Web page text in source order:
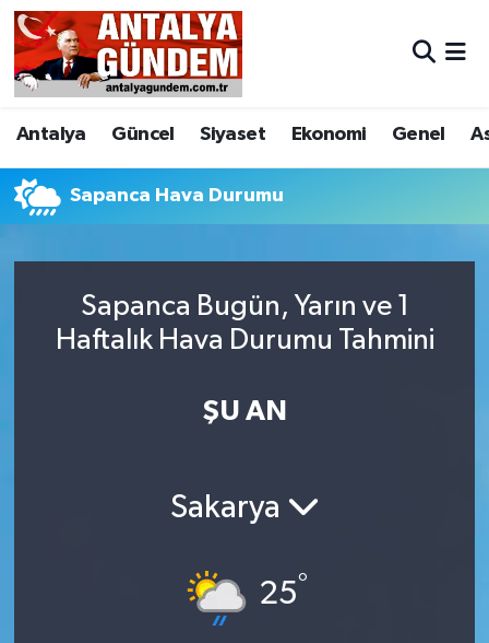
Antalya Güncel Siyaset Ekonomi Genel
Sapanca Hava Durumu
Sapanca Bugün, Yarın ve 1
Haftalık Hava Durumu Tahmini
ŞU AN
Sakarya
25°
Antalya
Asayiş
Bilim & Teknoloji
EĞİTİM
Kültür & Sanat
Antalya Nöbetçi Eczaneler
Antalya Hava Durumu
Antalya Namaz Vakitleri
Süper Lig Puan Durumu ve Fikstür
Son Dakika Haberleri